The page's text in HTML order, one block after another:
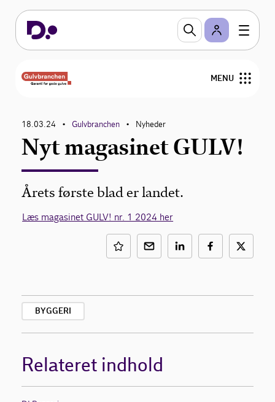
MENU
Nyheder
Arrangementer
GVK
Om Gulvbranchen
Bliv medlem
18.03.24 • Gulvbranchen • Nyheder
Nyt magasinet GULV!
Årets første blad er landet.
Læs magasinet GULV! nr. 1 2024 her
BYGGERI
Relateret indhold